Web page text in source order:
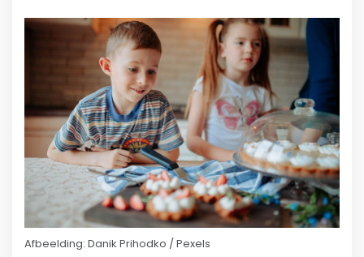
Afbeelding: Danik Prihodko / Pexels